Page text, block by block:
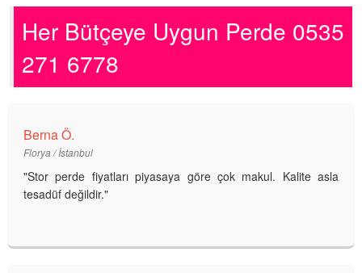
Her Bütçeye Uygun Perde 0535
271 6778
Berna Ö.
Florya / İstanbul
"Stor perde fiyatları piyasaya göre çok makul. Kalite asla
tesadüf değildir."